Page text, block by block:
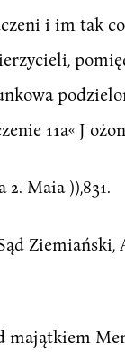
i im tak
11a« J
Maia )),831.
Ziemiański,
majątkiem